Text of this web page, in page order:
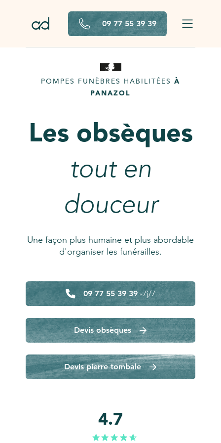
09 77 55 39 39
POMPES FUNÈBRES HABILITÉES À
PANAZOL
Les obsèques
tout en
douceur
Une façon plus humaine et plus abordable
d'organiser les funérailles.
09 77 55 39 39 -7j/7
Devis obsèques
Devis pierre tombale
4.7